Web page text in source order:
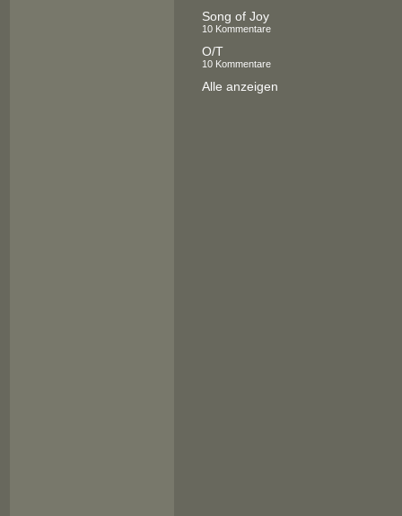
Song of Joy
10 Kommentare
O/T
10 Kommentare
Alle anzeigen